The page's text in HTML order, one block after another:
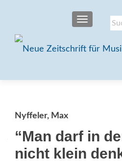
SCHALTE
Nyffeler, Max
“Man darf in
nicht klein